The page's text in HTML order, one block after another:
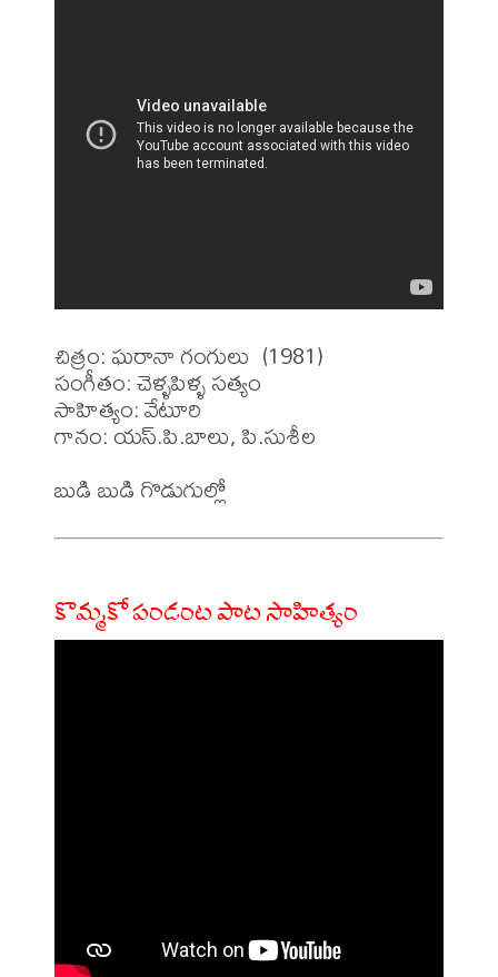
చిత్రం: ఘరానా గంగులు  (1981)
సంగీతం: చెళ్ళపిళ్ళ సత్యం
సాహిత్యం: వేటూరి
గానం: యస్.పి.బాలు, పి.సుశీల
కొమ్మకో పండంట పాట సాహిత్యం